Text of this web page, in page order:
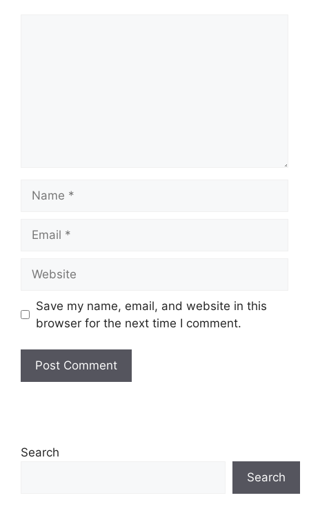
Save my name, email, and website in this
browser for the next time I comment.
Search
Search